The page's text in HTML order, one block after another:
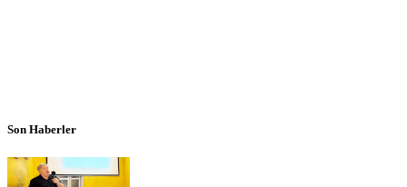
Son Haberler